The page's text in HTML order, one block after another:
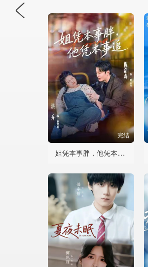
完结
姐凭本事胖，他凭本事追